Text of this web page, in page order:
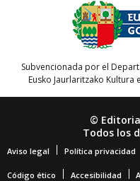
Subvencionada por el
Eusko Jaurlaritzako Kultura
©
Todos los
Aviso legal Política privacidad
Código ético Accesibilidad